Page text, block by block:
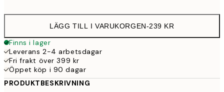
LÄGG TILL I VARUKORGEN-239 KR
Finns i lager
Leverans 2-4 arbetsdagar
Fri frakt över 399 kr
Öppet köp i 90 dagar
PRODUKTBESKRIVNING